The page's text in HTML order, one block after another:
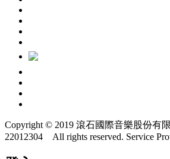
Copyright © 2019 滾石國際音樂股份有
22012304 All rights reserved. Service